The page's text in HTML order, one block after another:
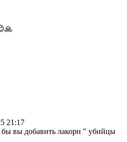
21:17
вы добавить лакорн " убийцы